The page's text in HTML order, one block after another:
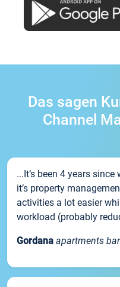
Das sagen
Channel
...It’s been 4 years
it’s property
activities a lot easier
workload (probably
Gordana apartments